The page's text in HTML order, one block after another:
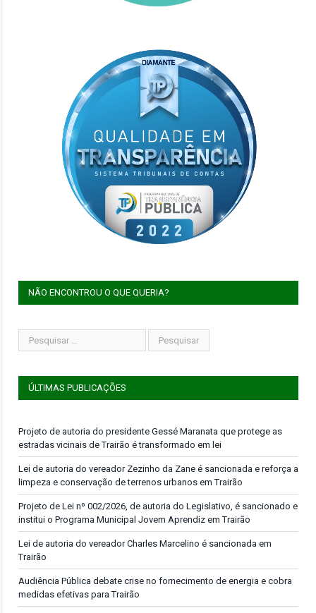
NÃO ENCONTROU O QUE QUERIA?
ÚLTIMAS PUBLICAÇÕES
Projeto de autoria do presidente Gessé Maranata que protege as
estradas vicinais de Trairão é transformado em lei
Lei de autoria do vereador Zezinho da Zane é sancionada e reforça a
limpeza e conservação de terrenos urbanos em Trairão
Projeto de Lei nº 002/2026, de autoria do Legislativo, é sancionado e
institui o Programa Municipal Jovem Aprendiz em Trairão
Lei de autoria do vereador Charles Marcelino é sancionada em
Trairão
Audiência Pública debate crise no fornecimento de energia e cobra
medidas efetivas para Trairão